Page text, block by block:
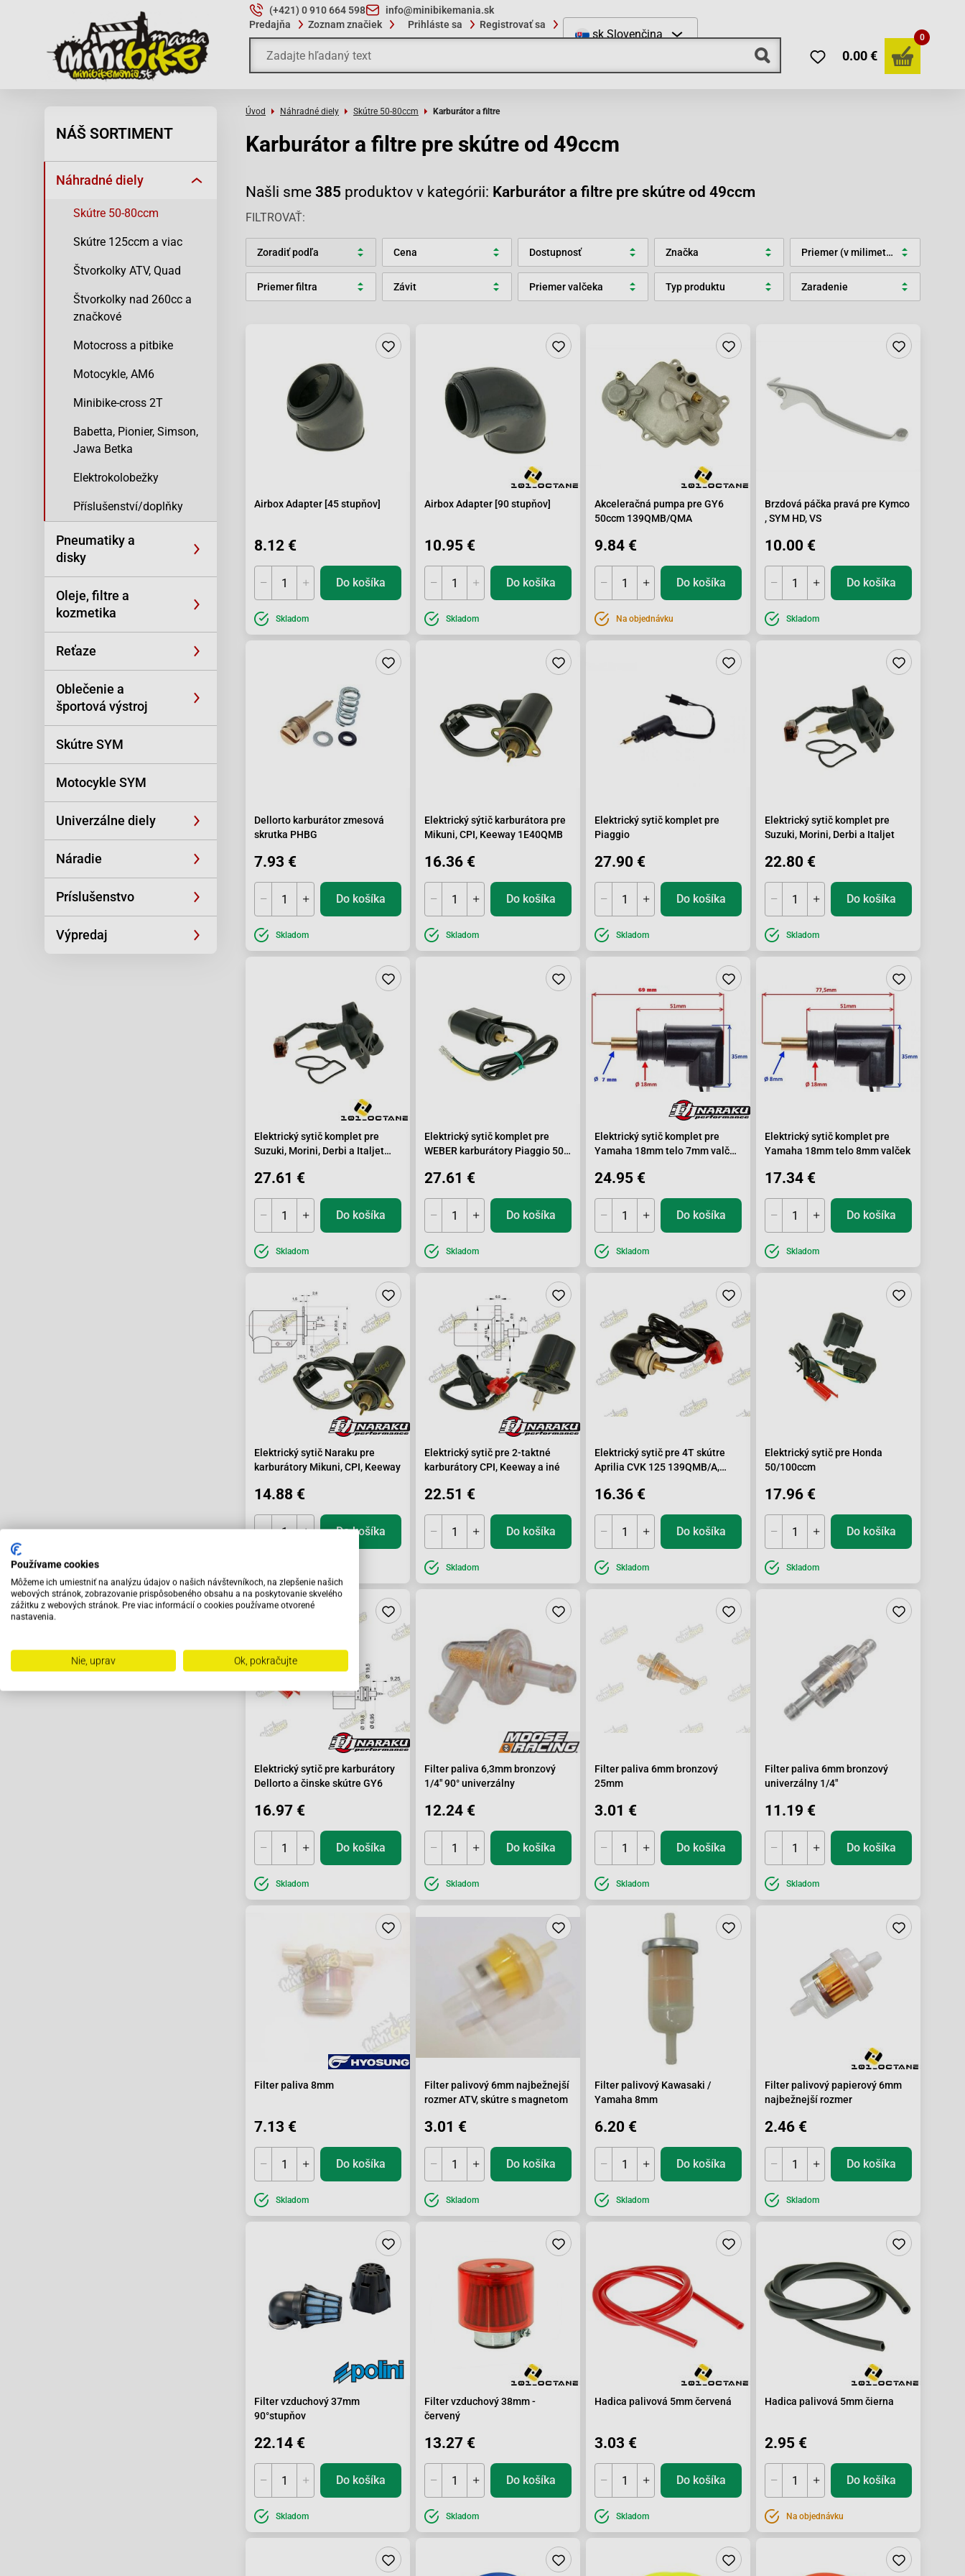
(+421) 0 910 664 598
info@minibikemania.sk
Predajňa
Zoznam značiek Prihláste sa Registrovať sa
sk Slovenčina
0.00 €
0
NÁŠ SORTIMENT
Náhradné diely
Skútre 50-80ccm
Skútre 125ccm a viac
Štvorkolky ATV, Quad
Štvorkolky nad 260cc a
značkové
Motocross a pitbike
Motocykle, AM6
Minibike-cross 2T
Babetta, Pionier, Simson,
Jawa Betka
Elektrokolobežky
Příslušenství/doplňky
Pneumatiky a
disky
Oleje, filtre a
kozmetika
Reťaze
Oblečenie a
športová výstroj
Skútre SYM
Motocykle SYM
Univerzálne diely
Náradie
Príslušenstvo
Výpredaj
Úvod Náhradné diely Skútre 50-80ccm Karburátor a filtre
Karburátor a filtre pre skútre od 49ccm
Našli sme 385 produktov v kategórii: Karburátor a filtre pre skútre od 49ccm
FILTROVAŤ
Zoradiť podľa Cena Dostupnosť Značka Priemer (v milimetroch)
Priemer filtra Závit Priemer valčeka Typ produktu Zaradenie
Airbox Adapter [45 stupňov]
8.12 €
Do košíka
Skladom
Airbox Adapter [90 stupňov]
10.95 €
Do košíka
Skladom
Akceleračná pumpa pre GY6
50ccm 139QMB/QMA
9.84 €
Do košíka
Na objednávku
Brzdová páčka pravá pre Kymco
, SYM HD, VS
10.00 €
Do košíka
Skladom
Dellorto karburátor zmesová
skrutka PHBG
7.93 €
Do košíka
Skladom
Elektrický sýtič karburátora pre
Mikuni, CPI, Keeway 1E40QMB
16.36 €
Do košíka
Skladom
Elektrický sytič komplet pre
Piaggio
27.90 €
Do košíka
Skladom
Elektrický sytič komplet pre
Suzuki, Morini, Derbi a Italjet
22.80 €
Do košíka
Skladom
Elektrický sytič komplet pre
Suzuki, Morini, Derbi a Italjet
27.61 €
Do košíka
Skladom
Elektrický sytič komplet pre
WEBER karburátory Piaggio 50,
27.61 €
Do košíka
Skladom
Elektrický sytič komplet pre
Yamaha 18mm telo 7mm valček
24.95 €
Do košíka
Skladom
Elektrický sytič komplet pre
Yamaha 18mm telo 8mm valček
17.34 €
Do košíka
Skladom
Elektrický sytič Naraku pre
karburátory Mikuni, CPI, Keeway
14.88 €
Do košíka
Elektrický sytič pre 2-taktné
karburátory CPI, Keeway a iné
22.51 €
Do košíka
Skladom
Elektrický sytič pre 4T skútre
Aprilia CVK 125 139QMB/A,
16.36 €
Do košíka
Skladom
Elektrický sytič pre Honda
50/100ccm
17.96 €
Do košíka
Skladom
Elektrický sytič pre karburátory
Dellorto a činske skútre GY6
16.97 €
Do košíka
Skladom
Filter paliva 6,3mm bronzový
1/4" 90° univerzálny
12.24 €
Do košíka
Skladom
Filter paliva 6mm bronzový
25mm
3.01 €
Do košíka
Skladom
Filter paliva 6mm bronzový
univerzálny 1/4"
11.19 €
Do košíka
Skladom
Filter paliva 8mm
7.13 €
Do košíka
Skladom
Filter palivový 6mm najbežnejší
rozmer ATV, skútre s magnetom
3.01 €
Do košíka
Skladom
Filter palivový Kawasaki /
Yamaha 8mm
6.20 €
Do košíka
Skladom
Filter palivový papierový 6mm
najbežnejší rozmer
2.46 €
Do košíka
Skladom
Filter vzduchový 37mm
90°stupňov
22.14 €
Do košíka
Skladom
Filter vzduchový 38mm -
červený
13.27 €
Do košíka
Skladom
Hadica palivová 5mm červená
3.03 €
Do košíka
Skladom
Hadica palivová 5mm čierna
2.95 €
Do košíka
Na objednávku
Používame cookies
Môžeme ich umiestniť na analýzu údajov o našich návštevníkoch, na zlepšenie našich
webových stránok, zobrazovanie prispôsobeného obsahu a na poskytovanie skvelého
zážitku z webových stránok. Pre viac informácií o cookies používame otvorené
nastavenia.
Nie, uprav Ok, pokračujte